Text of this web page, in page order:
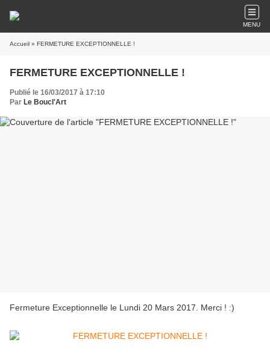
MENU
Accueil » FERMETURE EXCEPTIONNELLE !
FERMETURE EXCEPTIONNELLE !
Publié le 16/03/2017 à 17:10
Par Le Boucl'Art
Fermeture Exceptionnelle le Lundi 20 Mars 2017. Merci ! :)